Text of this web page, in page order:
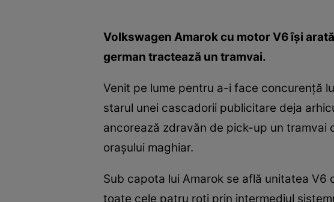
Volkswagen Amarok cu motor V6 îşi
german tractează un tramvai.
Venit pe lume pentru a-i face concurenţă
starul unei cascadorii publicitare deja
ancorează zdravăn de pick-up un tramvai
oraşului maghiar.
Sub capota lui Amarok se află unitatea
toate cele patru roţi prin intermediul